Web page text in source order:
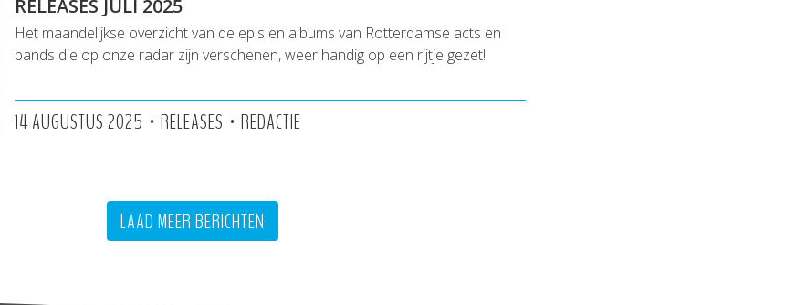
RELEASES JULI 2025
Het maandelijkse overzicht van de ep's en albums van Rotterdamse acts en
bands die op onze radar zijn verschenen, weer handig op een rijtje gezet!
14 AUGUSTUS 2025 • RELEASES • REDACTIE
LAAD MEER BERICHTEN